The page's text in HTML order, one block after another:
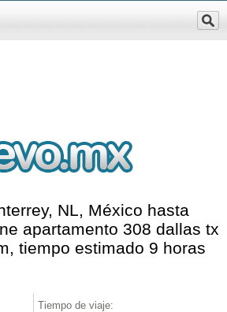
NL, México hasta
apartamento 308 dallas tx
tiempo estimado 9 horas
Tiempo de viaje: